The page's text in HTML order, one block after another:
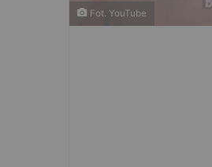
Fot. YouTube